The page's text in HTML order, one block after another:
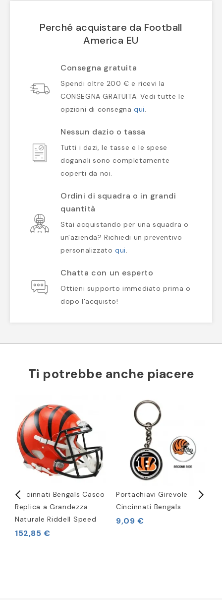
Perché acquistare da Football
America EU
Consegna gratuita
Spendi oltre 200 € e ricevi la
CONSEGNA GRATUITA. Vedi tutte le
opzioni di consegna qui.
Nessun dazio o tassa
Tutti i dazi, le tasse e le spese
doganali sono completamente
coperti da noi.
Ordini di squadra o in grandi
quantità
Stai acquistando per una squadra o
un'azienda? Richiedi un preventivo
personalizzato qui.
Chatta con un esperto
Ottieni supporto immediato prima o
dopo l'acquisto!
Ti potrebbe anche piacere
Cincinnati Bengals Casco
Replica a Grandezza
Naturale Riddell Speed
152,85 €
Portachiavi Girevole
Cincinnati Bengals
9,09 €